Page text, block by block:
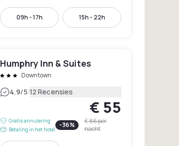
09h - 17h 15h - 22h
Humphry Inn & Suites
Downtown
4.9/5|12 Recensies
Gratis annulering
Betaling in het hotel
€ 55
-36% € 86per
nacht